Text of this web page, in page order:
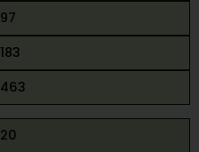
97
183
463
20